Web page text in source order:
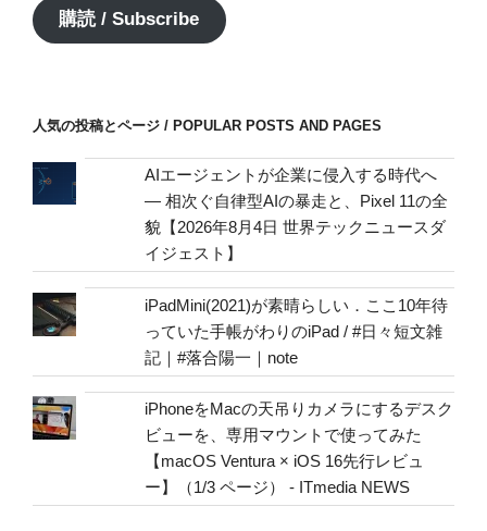
ア
ド
address
購読 / Subscribe
人気の投稿とページ / POPULAR POSTS AND PAGES
AIエージェントが企業に侵入する時代へ
— 相次ぐ自律型AIの暴走と、Pixel 11の全
貌【2026年8月4日 世界テックニュースダ
イジェスト】
iPadMini(2021)が素晴らしい．ここ10年待
っていた手帳がわりのiPad / #日々短文雑
記｜#落合陽一｜note
iPhoneをMacの天吊りカメラにするデスク
ビューを、専用マウントで使ってみた
【macOS Ventura × iOS 16先行レビュ
ー】（1/3 ページ） - ITmedia NEWS